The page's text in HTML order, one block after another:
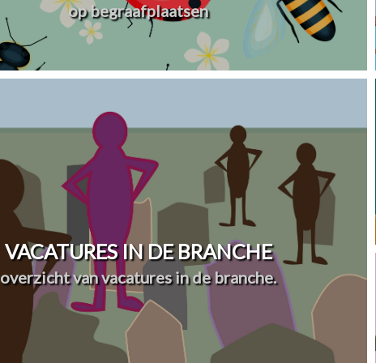
op begraafplaatsen
VACATURES IN DE BRANCHE
overzicht van vacatures in de branche.